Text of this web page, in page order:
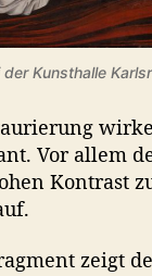
Kunsthalle
Vor allem
Kontrast
zeigt